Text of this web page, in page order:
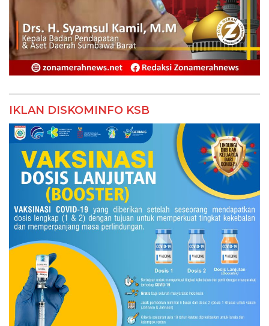
IKLAN DISKOMINFO KSB